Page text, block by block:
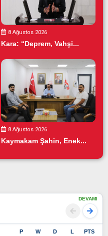
8 Ağustos 2026
Kara: “Deprem, Vahşi...
8 Ağustos 2026
Kaymakam Şahin, Enek...
DEVAMI
P W D L PTS